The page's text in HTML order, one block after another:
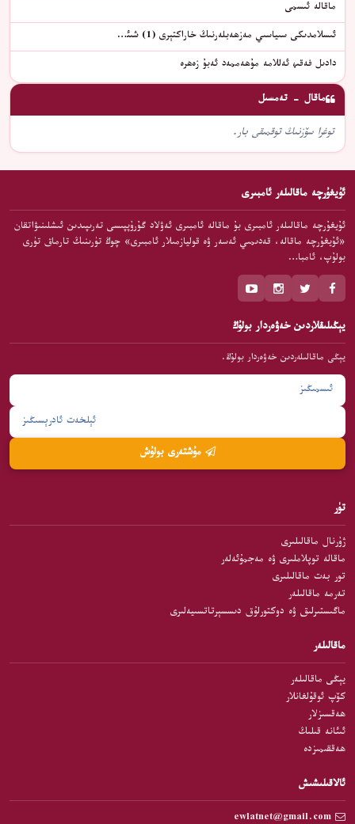
ماقالە ئىسمى
ئىسلامدىكى سىياسىي مەزھەبلەرنىڭ خاراكتېرى (1) شىئ…
دادىل فەقىھ ئەللامە مۇھەممەد ئەبۇ زەھرە
ماقال - تەمسىل
توغرا سۆزنىڭ توقمىقى بار.
ئۇيغۇرچە ماقالىلەر ئامبىرى
ئۇيغۇرچە ماقالىلەر ئامبىرى بۇ ماقالە ئامبىرى ئەۋلاد گۇرۇپپىسى تەرىپىدىن ئىشلىنىۋاتقان
«ئۇيغۇرچە ماقالە، قەدىمىي ئەسەر ۋە قوليازمىلار ئامبىرى» چوڭ تۈرىنىڭ تارماق تۈرى
بولۇپ، ئامبا…
يېڭىلىقلاردىن خەۋەردار بولۇڭ
يېڭى ماقالىلەردىن خەۋەردار بولۇڭ.
تۈر
ژۇرنال ماقالىلىرى
ماقالە توپلاملىرى ۋە مەجمۇئەلەر
تور بەت ماقالىلىرى
تەرمە ماقالىلەر
ماگىستىرلىق ۋە دوكتورلۇق دىسسېرتاتسىيەلىرى
ماقالىلەر
يېڭى ماقالىلەر
كۆپ ئوقۇلغانلار
ھەقسىزلار
ئىئانە قىلىڭ
ھەققىمىزدە
ئالاقىلىشىش